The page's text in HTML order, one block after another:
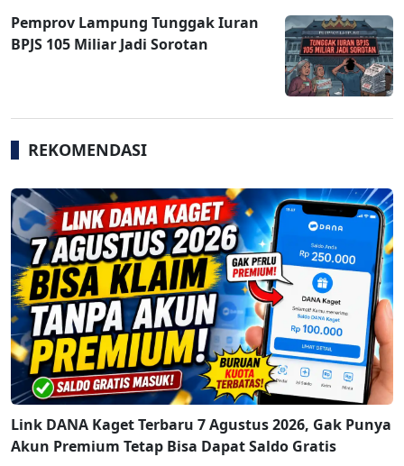
Pemprov Lampung Tunggak Iuran
BPJS 105 Miliar Jadi Sorotan
REKOMENDASI
Link DANA Kaget Terbaru 7 Agustus 2026, Gak Punya
Akun Premium Tetap Bisa Dapat Saldo Gratis